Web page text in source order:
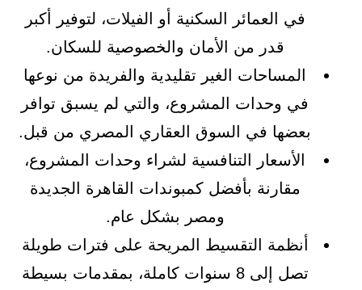
في العمائر السكنية أو الفيلات، لتوفير أكبر
قدر من الأمان والخصوصية للسكان.
المساحات الغير تقليدية والفريدة من نوعها
في وحدات المشروع، والتي لم يسبق توافر
بعضها في السوق العقاري المصري من قبل.
الأسعار التنافسية لشراء وحدات المشروع،
مقارنة بأفضل كمبوندات القاهرة الجديدة
ومصر بشكل عام.
أنظمة التقسيط المريحة على فترات طويلة
تصل إلى 8 سنوات كاملة، بمقدمات بسيطة